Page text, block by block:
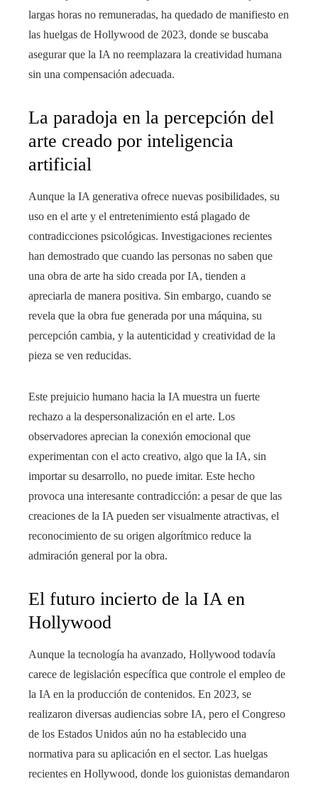
largas horas no remuneradas, ha quedado de manifiesto en
las huelgas de Hollywood de 2023, donde se buscaba
asegurar que la IA no reemplazara la creatividad humana
sin una compensación adecuada.
La paradoja en la percepción del
arte creado por inteligencia
artificial
Aunque la IA generativa ofrece nuevas posibilidades, su
uso en el arte y el entretenimiento está plagado de
contradicciones psicológicas. Investigaciones recientes
han demostrado que cuando las personas no saben que
una obra de arte ha sido creada por IA, tienden a
apreciarla de manera positiva. Sin embargo, cuando se
revela que la obra fue generada por una máquina, su
percepción cambia, y la autenticidad y creatividad de la
pieza se ven reducidas.
Este prejuicio humano hacia la IA muestra un fuerte
rechazo a la despersonalización en el arte. Los
observadores aprecian la conexión emocional que
experimentan con el acto creativo, algo que la IA, sin
importar su desarrollo, no puede imitar. Este hecho
provoca una interesante contradicción: a pesar de que las
creaciones de la IA pueden ser visualmente atractivas, el
reconocimiento de su origen algorítmico reduce la
admiración general por la obra.
El futuro incierto de la IA en
Hollywood
Aunque la tecnología ha avanzado, Hollywood todavía
carece de legislación específica que controle el empleo de
la IA en la producción de contenidos. En 2023, se
realizaron diversas audiencias sobre IA, pero el Congreso
de los Estados Unidos aún no ha establecido una
normativa para su aplicación en el sector. Las huelgas
recientes en Hollywood, donde los guionistas demandaron